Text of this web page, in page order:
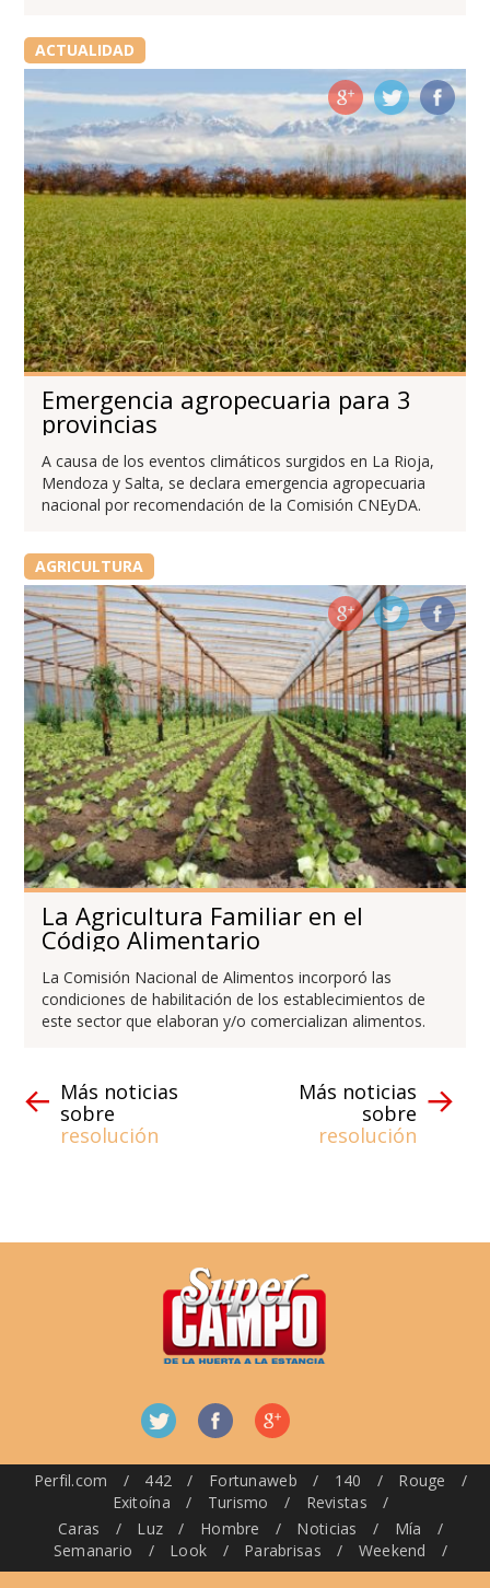
ACTUALIDAD
Emergencia agropecuaria para 3
provincias
A causa de los eventos climáticos surgidos en La Rioja,
Mendoza y Salta, se declara emergencia agropecuaria
nacional por recomendación de la Comisión CNEyDA.
AGRICULTURA
La Agricultura Familiar en el
Código Alimentario
La Comisión Nacional de Alimentos incorporó las
condiciones de habilitación de los establecimientos de
este sector que elaboran y/o comercializan alimentos.
Más noticias
sobre
resolución
Más noticias
sobre
resolución
Perfil.com / 442 / Fortunaweb / 140 / Rouge
/
Exitoína
/ Turismo / Revistas
/
Caras
/ Luz / Hombre / Noticias / Mía
/
Semanario
/ Look / Parabrisas / Weekend /